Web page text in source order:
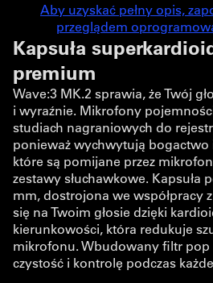
Aby uzyskać pełny opis,
przeglądem
Kapsuła
premium
Wave:3 MK.2 sprawia, że Twój
i wyraźnie. Mikrofony
studiach nagraniowych do
ponieważ wychwytują bogactwo i
które są pomijane przez
zestawy słuchawkowe. Kapsuła
mm, dostrojona we współpracy z
się na Twoim głosie dzięki
kierunkowości, która redukuje
mikrofonu. Wbudowany filtr
czystość i kontrolę podczas